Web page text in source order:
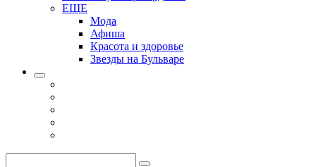
ЕЩЕ
Мода
Афиша
Красота и здоровье
Звезды на Бульваре